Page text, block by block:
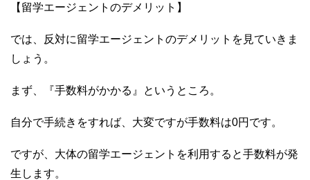
【留学エージェントのデメリット】
では、反対に留学エージェントのデメリットを見ていきま
しょう。
まず、『手数料がかかる』というところ。
自分で手続きをすれば、大変ですが手数料は0円です。
ですが、大体の留学エージェントを利用すると手数料が発
生します。